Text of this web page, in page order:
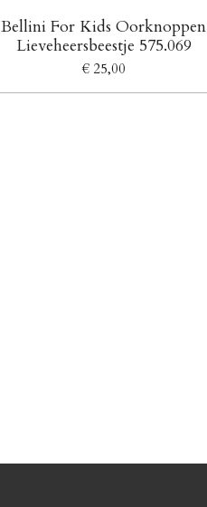
Bellini For Kids Oorknoppen
Lieveheersbeestje 575.069
€ 25,00